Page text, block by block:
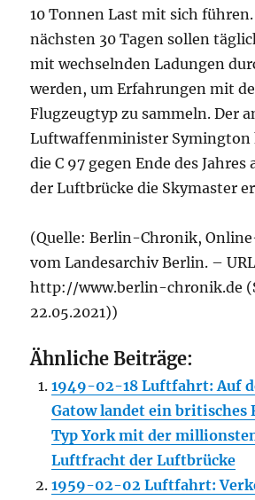
10 Tonnen Last mit sich
nächsten 30 Tagen sollen
mit wechselnden Ladungen
werden, um Erfahrungen mit
Flugzeugtyp zu sammeln. Der
Luftwaffenminister Symington
die C 97 gegen Ende des
der Luftbrücke die Skymaster
(Quelle: Berlin-Chronik,
vom Landesarchiv Berlin. –
http://www.berlin-chronik.de
22.05.2021))
Ähnliche Beiträge:
1949-02-18 Luftfahrt: Auf
Gatow landet ein britisches
Typ York mit der
Luftfracht der Luftbrücke
1959-02-02 Luftfahrt: